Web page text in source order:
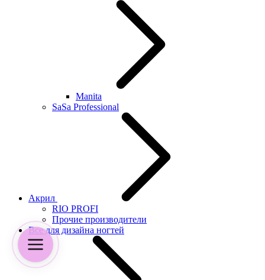
Manita
SaSa Professional
Акрил
RIO PROFI
Прочие производители
Все для дизайна ногтей